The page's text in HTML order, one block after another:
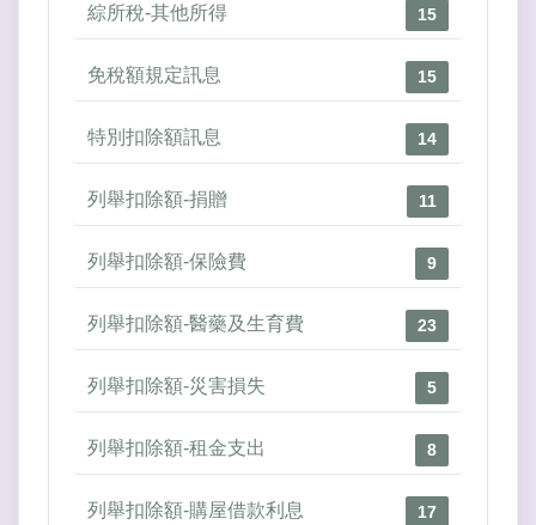
綜所稅-其他所得 15
免稅額規定訊息 15
特別扣除額訊息 14
列舉扣除額-捐贈 11
列舉扣除額-保險費 9
列舉扣除額-醫藥及生育費 23
列舉扣除額-災害損失 5
列舉扣除額-租金支出 8
列舉扣除額-購屋借款利息 17